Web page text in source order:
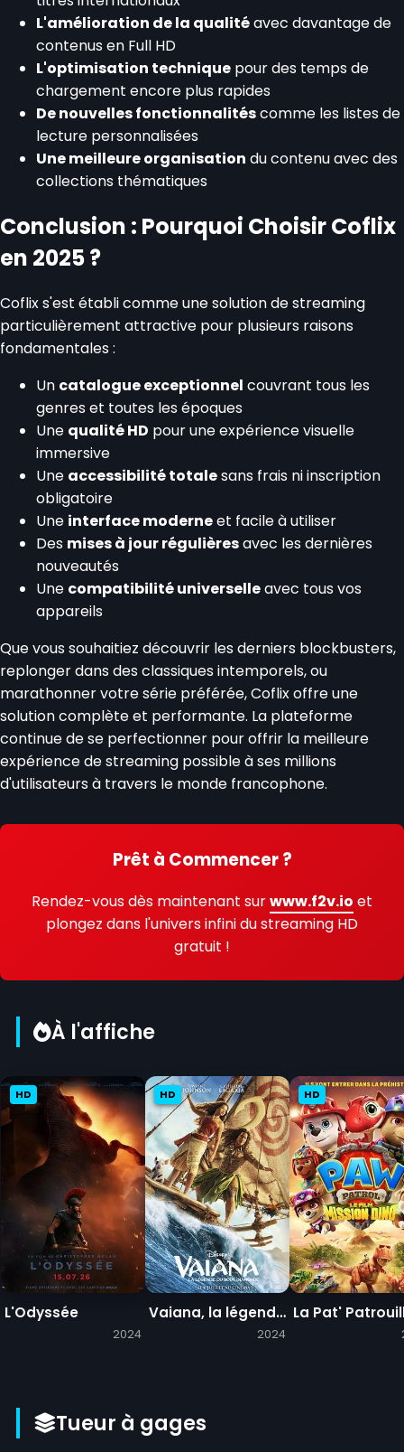
L'amélioration de la qualitéavec davantage de
contenus en Full HD
L'optimisation technique pour des temps de
chargement encore plus rapides
De nouvelles fonctionnalitéscomme les listes de
lecture personnalisées
Une meilleure organisation du contenu avec des
collections thématiques
Conclusion : Pourquoi Choisir Coflix
en 2025 ?
Coflix s'est établi comme une solution de streaming
particulièrement attractive pour plusieurs raisons
fondamentales :
Un catalogue exceptionnel couvrant tous les
genres et toutes les époques
Une qualité HD pour une expérience visuelle
immersive
Une accessibilité totalesans frais ni inscription
obligatoire
Une interface moderneet facile à utiliser
Des mises à jour régulièresavec les dernières
nouveautés
Une compatibilité universelleavec tous vos
appareils
Que vous souhaitiez découvrir les derniers blockbusters,
replonger dans des classiques intemporels, ou
marathonner votre série préférée, Coflix offre une
solution complète et performante. La plateforme
continue de se perfectionner pour offrir la meilleure
expérience de streaming possible à ses millions
d'utilisateurs à travers le monde francophone.
Prêt à Commencer ?
Rendez-vous dès maintenant surwww.f2v.io et
plongez dans l'univers infini du streaming HD
gratuit !
À l'affiche
HD
L'Odyssée
2024
HD
Vaiana, la légende du bout du monde
2024
HD
Tueur à gages